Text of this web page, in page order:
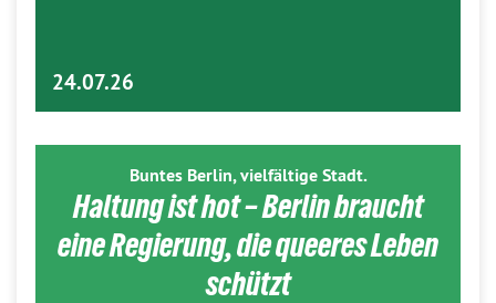
24.07.26
Buntes Berlin, vielfältige Stadt.
Haltung ist hot – Berlin braucht
eine Regierung, die queeres Leben
schützt